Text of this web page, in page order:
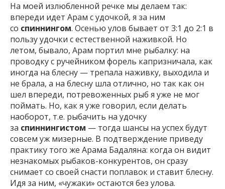
На моей излюбленной речке мы делаем так:
впереди идет Арам с удочкой, я за ним
со спиннингом. Осенью улов бывает от 3:1 до 2:1 в
пользу удочки с естественной наживкой. Но
летом, бывало, Арам портил мне рыбалку: на
проводку с ручейником форель капризничала, как
иногда на блесну — трепала наживку, выходила и
не брала, а на блесну шла отлично, но так как он
шел впереди, потревоженных рыб я уже не мог
поймать. Но, как я уже говорил, если делать
наоборот, т.е. рыбачить на удочку
за спиннингистом — тогда шансы на успех будут
совсем уж мизерные. В подтверждение приведу
практику того же Арама Бадаляна: когда он видит
незнакомых рыбаков-конкурентов, он сразу
снимает со своей снасти поплавок и ставит блесну.
Идя за ним, «чужаки» остаются без улова.